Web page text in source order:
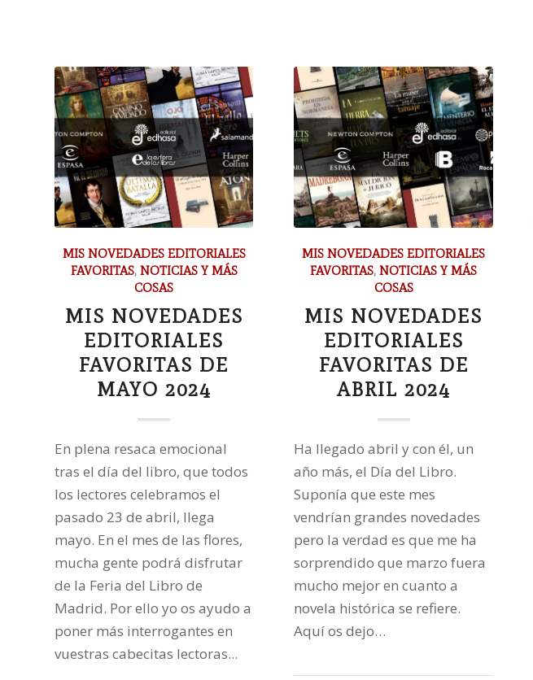
MIS NOVEDADES EDITORIALES
FAVORITAS, NOTICIAS Y MÁS
COSAS
MIS NOVEDADES
EDITORIALES
FAVORITAS DE
MAYO 2024
En plena resaca emocional
tras el día del libro, que todos
los lectores celebramos el
pasado 23 de abril, llega
mayo. En el mes de las flores,
mucha gente podrá disfrutar
de la Feria del Libro de
Madrid. Por ello yo os ayudo a
poner más interrogantes en
vuestras cabecitas lectoras...
MIS NOVEDADES EDITORIALES
FAVORITAS,NOTICIAS Y MÁS
COSAS
MIS NOVEDADES
EDITORIALES
FAVORITAS DE
ABRIL 2024
Ha llegado abril y con él, un
año más, el Día del Libro.
Suponía que este mes
vendrían grandes novedades
pero la verdad es que me ha
sorprendido que marzo fuera
mucho mejor en cuanto a
novela histórica se refiere.
Aquí os dejo…